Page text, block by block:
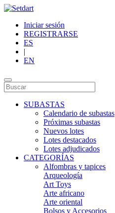
Iniciar sesión
REGISTRARSE
ES
|
EN
SUBASTAS
Calendario de subastas
Próximas subastas
Nuevos lotes
Lotes destacados
Lotes adjudicados
CATEGORÍAS
Alfombras y tapices
Arqueología
Art Toys
Arte africano
Arte oriental
Bolsos y Accesorios